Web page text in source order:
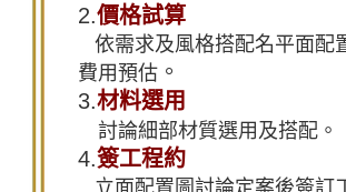
2.價格試算
依需求及風格搭配名平面配
費用預估 。
3.材料選用
討論細部材質選用及搭配。
4.簽工程約
立面配置圖討論定案後簽訂